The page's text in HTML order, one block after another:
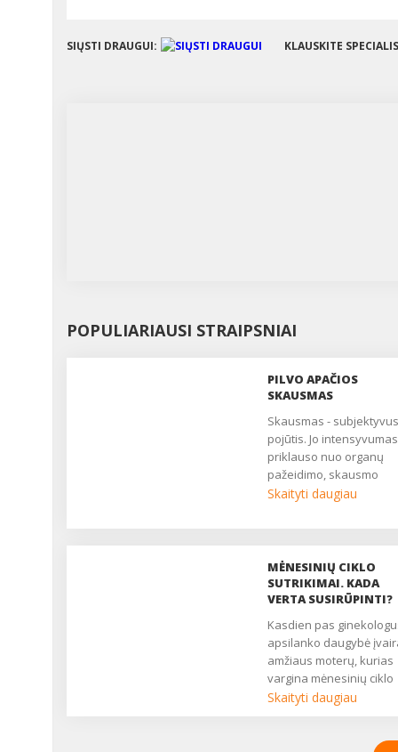
SIŲSTI DRAUGUI: KLAUSKITE
POPULIARIAUSI STRAIPSNIAI
PILVO APAČIOS
SKAUSMAS
Skausmas - subjektyvus
pojūtis. Jo intensyvumas
priklauso nuo organų
pažeidimo, skausmo
slenksčio, centrinės
skausmą, kuris trukdo
gyventi, pailsėti, užmigti.
yra pagrindinis daugelio
ginekologinių ligų
simptomas. Nukenčia
asmeninis, socialinis ir
seksualinis gyvenimas,
moteris atrodo liguistai
nuolat pavargusi....
Skaityti daugiau
MĖNESINIŲ CIKLO
SUTRIKIMAI. KADA
VERTA SUSIRŪPINTI?
Kasdien pas ginekologus
apsilanko daugybė
amžiaus moterų, kurias
vargina mėnesinių ciklo
sutrikimai. Kartais gali
Skaityti daugiau